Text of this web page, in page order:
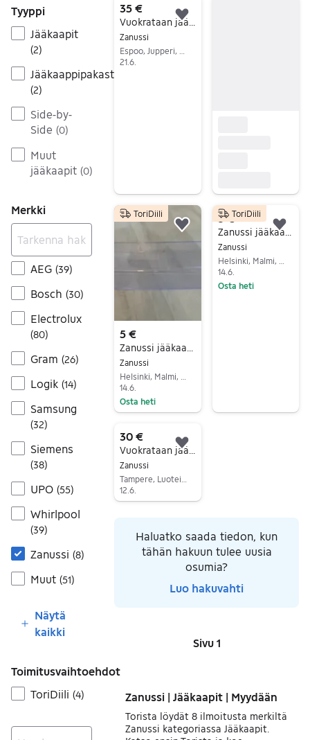
Tyyppi
Jääkaapit
(2)
Jääkaappipakastimet
(2)
Side-by-
Side (0)
Muut
jääkaapit (0)
Merkki
AEG (39)
Bosch (30)
Electrolux
(80)
Gram (26)
Logik (14)
Samsung
(32)
Siemens
(38)
UPO (55)
Whirlpool
(39)
Zanussi (8)
Muut (51)
Näytä
kaikki
Toimitusvaihtoehdot
ToriDiili (4)
35 €
Zanussi
21.6.
Siirry ilmoitukseen
5 €
Zanussi
14.6.
Osta heti
ToriDiili
Lisää suosikiksi.
3 €
Zanussi
14.6.
Osta heti
ToriDiili
30 €
Zanussi
12.6.
Lisää suosikiksi.
Haluatko saada tiedon, kun
tähän hakuun tulee uusia
osumia?
Luo hakuvahti
Sivut
Sivu 1
Zanussi | Jääkaapit | Myydään
Torista löydät 8 ilmoitusta merkiltä
Zanussi kategoriassa Jääkaapit.